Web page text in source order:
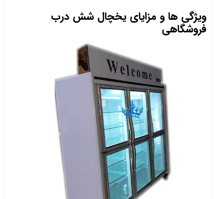
ویژگی ها و مزایای یخچال شش درب
فروشگاهی